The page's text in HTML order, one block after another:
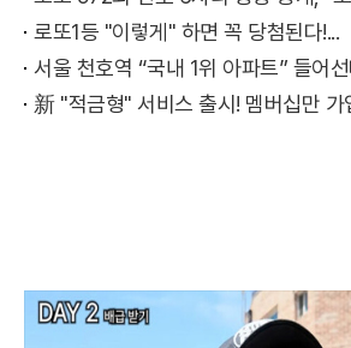
로또1등 "이렇게" 하면 꼭 당첨된다!...
서울 천호역 “국내 1위 아파트” 들어
新 "적금형" 서비스 출시! 멤버십만 가입해도 "최신가전"